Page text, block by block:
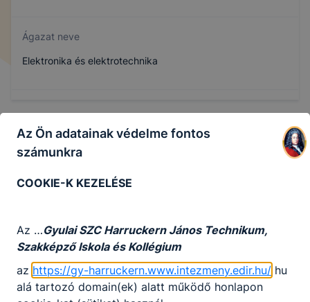
Ágazat neve
Elektronika és elektrotechnika
507140405
Képzés időtartama
Választható szakmairányok:
Nem válaszható
Előjelentkezés
Az Ön adatainak védelme fontos
számunkra
COOKIE-K KEZELÉSE
Az …Gyulai SZC Harruckern János Technikum,
Szakképző Iskola és Kollégium
az https://gy-harruckern.www.intezmeny.edir.hu/ hu
alá tartozó domain(ek) alatt működő honlapon